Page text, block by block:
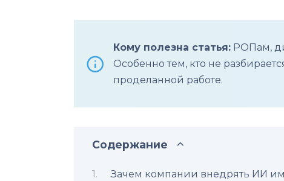
Кому полезна статья: РОПам,
Особенно тем, кто не
проделанной работе.
Содержание
Зачем компании внедрять ИИ